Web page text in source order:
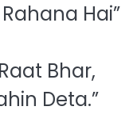
Hai”
Bhar,
Deta.”